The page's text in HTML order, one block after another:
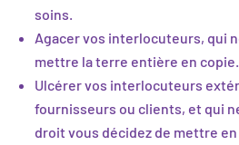
soins.
Agacer vos interlocuteurs, qui
mettre la terre entière en copie.
Ulcérer vos interlocuteurs
fournisseurs ou clients, et qui
droit vous décidez de mettre